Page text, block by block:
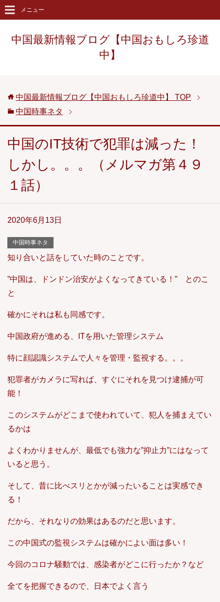
中国最新情報ブログ【中国おもしろ珍道
中】
メニュー
中国最新情報ブログ【中国おもしろ珍道中】
TOP
中国時事ネタ
中国のIT技術で犯罪は減った！
しかし。。。（メルマガ第４９
１話）
2020年6月13日
中国時事ネタ
知り合いと話をしていた時のことです。
”中国は、ドンドン治安がよくなってきている！” とのこ
と
確かにそれは私も同感です。
中国政府が進める、ITを用いた管理システム
特に顔認識システムで人々を管理・監視する。。。
犯罪者がカメラに写れば、すぐにそれを見つけ逮捕が可
能！
このシステムがどこまで使われていて、犯人を捕まえてい
るかは
よくわかりませんが、最低でも強力な”抑止力”にはなって
いると思う。
そして、昔に比べスリとかが減ったいることは実感でき
る！
だから、それなりの効果はあるのだと思います。
この中国式の監視システムは確かによい面は多い！
今回のコロナ騒動では、感染者がどこに行ったか？など
全てを把握できるので、日本でよく言う